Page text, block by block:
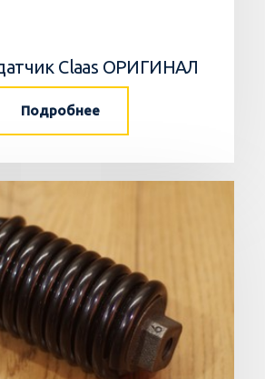
Claas ОРИГИНАЛ
Подробнее